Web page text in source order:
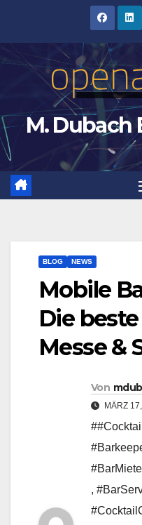
M.
BLOG NEWS
Mobile
Die
Messe &
Von
MÄRZ
,